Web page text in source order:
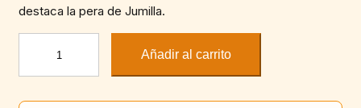
destaca la pera de Jumilla.
Ercolina
Añadir al carrito